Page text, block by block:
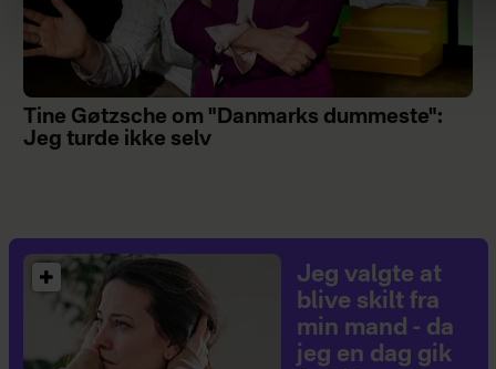
Tine Gøtzsche om "Danmarks dummeste":
Jeg turde ikke selv
Jeg valgte at
blive skilt fra
min mand - da
jeg en dag gik